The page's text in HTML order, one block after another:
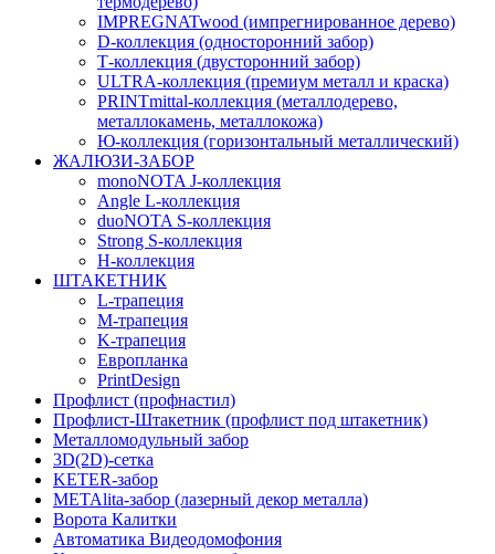
IMPREGNATwood (импрегнированное дерево)
D-коллекция (односторонний забор)
Т-коллекция (двусторонний забор)
ULTRA-коллекция (премиум металл и краска)
PRINTmittal-коллекция (металлодерево,
металлокамень, металлокожа)
Ю-коллекция (горизонтальный металлический)
ЖАЛЮЗИ-ЗАБОР
monoNOTA J-коллекция
Angle L-коллекция
duoNOTA S-коллекция
Strong S-коллекция
H-коллекция
ШТАКЕТНИК
L-трапеция
M-трапеция
K-трапеция
Европланка
PrintDesign
Профлист (профнастил)
Профлист-Штакетник (профлист под штакетник)
Металломодульный забор
3D(2D)-сетка
KETER-забор
METAlita-забор (лазерный декор металла)
Ворота Калитки
Автоматика Видеодомофония